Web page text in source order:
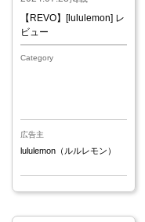
【REVO】[lululemon] レ
ビュー
Category
広告主
lululemon（ルルレモン）